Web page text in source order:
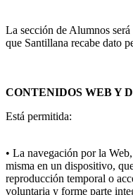
La sección de Alumnos
que Santillana recabe dato
CONTENIDOS WEB Y
Está permitida:
• La navegación por la
misma en un dispositivo,
reproducción temporal o
voluntaria y forme parte